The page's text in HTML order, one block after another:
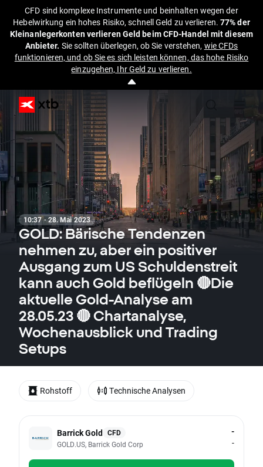
CFD sind komplexe Instrumente und beinhalten wegen der
Hebelwirkung ein hohes Risiko, schnell Geld zu verlieren.77% der
Kleinanlegerkonten verlieren Geld beim CFD-Handel mit diesem
Anbieter. Sie sollten überlegen, ob Sie verstehen, wie CFDs
funktionieren, und ob Sie es sich leisten können, das hohe Risiko
einzugehen, Ihr Geld zu verlieren.
10:37 · 28. Mai 2023
GOLD: Bärische Tendenzen
nehmen zu, aber ein positiver
Ausgang zum US Schuldenstreit
kann auch Gold beflügeln 🔴Die
aktuelle Gold-Analyse am
28.05.23 🔴 Chartanalyse,
Wochenausblick und Trading
Setups
Barrick Gold CFD
GOLD.US, Barrick Gold Corp
-
-
Rohstoff Technische Analysen